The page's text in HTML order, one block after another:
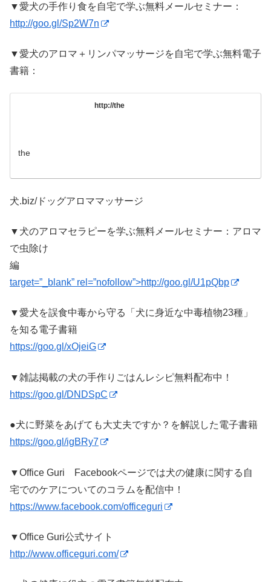
▼愛犬の手作り食を自宅で学ぶ無料メールセミナー：
http://goo.gl/Sp2W7n
▼愛犬のアロマ＋リンパマッサージを自宅で学ぶ無料電子
書籍：
http://the
the
犬.biz/ドッグアロママッサージ
▼犬のアロマセラピーを学ぶ無料メールセミナー：アロマ
で虫除け
編
target=”_blank” rel=”nofollow”>http://goo.gl/U1pQbp
▼愛犬を誤食中毒から守る「犬に身近な中毒植物23種」
を知る電子書籍
https://goo.gl/xOjeiG
▼雑誌掲載の犬の手作りごはんレシピ無料配布中！
https://goo.gl/DNDSpC
●犬に野菜をあげても大丈夫ですか？を解説した電子書籍
https://goo.gl/igBRy7
▼Office Guri Facebookページでは犬の健康に関する自
宅でのケアについてのコラムを配信中！
https://www.facebook.com/officeguri
▼Office Guri公式サイト
http://www.officeguri.com/